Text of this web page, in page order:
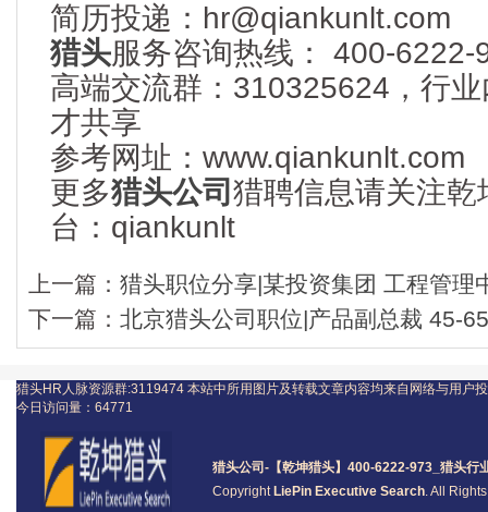
简历投递：hr@qiankunlt.com
猎头服务咨询热线： 400-6222-
高端交流群：310325624，行
才共享
参考网址：www.qiankunlt.com
更多猎头公司猎聘信息请关注
台：qiankunlt
上一篇： 猎头职位分享|某投资集团 工程管理
下一篇： 北京猎头公司职位|产品副总裁 45-
猎头公司 -【乾坤猎头】400-6222-973_ 猎头行
Copyright LiePin Executive Search. All
猎头HR人脉资源群:3119474 本站中所用图片及转载文章内容均来自网络与用户
今日访问量： 64771